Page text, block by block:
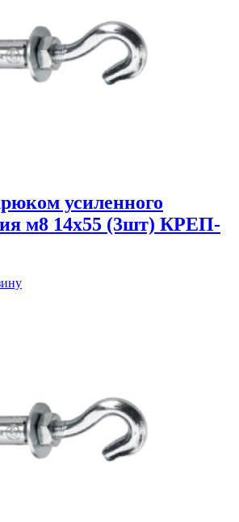
усиленного
м8 14х55 (3шт) КРЕП-